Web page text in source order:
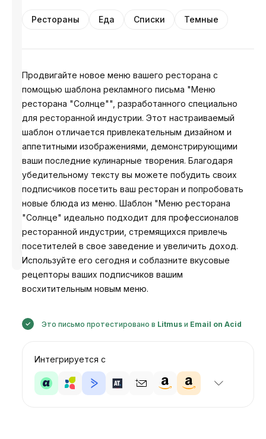
Разработано
Анастасия
Рестораны Еда Списки Темные
Продвигайте новое меню вашего ресторана с
помощью шаблона рекламного письма "Меню
ресторана "Солнце"", разработанного специально
для ресторанной индустрии. Этот настраиваемый
шаблон отличается привлекательным дизайном и
аппетитными изображениями, демонстрирующими
ваши последние кулинарные творения. Благодаря
убедительному тексту вы можете побудить своих
подписчиков посетить ваш ресторан и попробовать
новые блюда из меню. Шаблон "Меню ресторана
"Солнце" идеально подходит для профессионалов
ресторанной индустрии, стремящихся привлечь
посетителей в свое заведение и увеличить доход.
Используйте его сегодня и соблазните вкусовые
рецепторы ваших подписчиков вашим
восхитительным новым меню.
Это письмо протестировано в Litmus и Email on Acid
Интегрируется с